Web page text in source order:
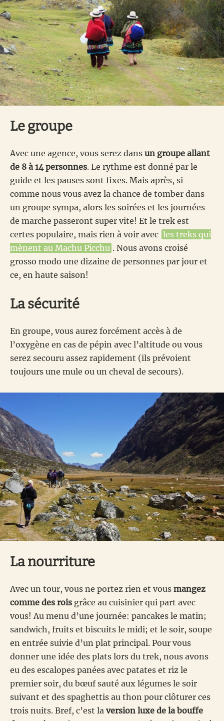
Le groupe
Avec une agence, vous serez dans un groupe allant
de 8 à 14 personnes. Le rythme est donné par le
guide et les pauses sont fixes. Mais après, si
comme nous vous avez la chance de tomber dans
un groupe sympa, alors les soirées et les journées
de marche passeront super vite! Et le trek est
certes populaire, mais rien à voir avec les treks qui
mènent au Machu Picchu . Nous avons croisé
grosso modo une dizaine de personnes par jour et
ce, en haute saison!
La sécurité
En groupe, vous aurez forcément accès à de
l’oxygène en cas de pépin avec l’altitude ou vous
serez secouru assez rapidement (ils prévoient
toujours une mule ou un cheval de secours).
La nourriture
Avec un tour, vous ne portez rien et vous mangez
comme des rois grâce au cuisinier qui part avec
vous! Au menu d’une journée: pancakes le matin;
sandwich, fruits et biscuits le midi; et le soir, soupe
en entrée suivie d’un plat principal. Pour vous
donner une idée des plats lors du trek, nous avons
eu des escalopes panées avec patates et riz le
premier soir, du bœuf sauté aux légumes le soir
suivant et des spaghettis au thon pour clôturer ces
trois nuits. Bref, c’est la version luxe de la bouffe